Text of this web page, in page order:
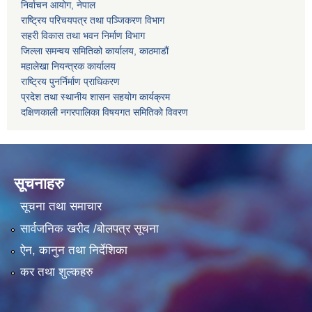
निर्वाचन आयोग, नेपाल
राष्ट्रिय परिचयपत्र तथा पञ्जिकरण विभाग
सहरी विकास तथा भवन निर्माण विभाग
जिल्ला समन्वय समितिको कार्यालय, काठमाडौं
महालेखा नियन्त्रक कार्यालय
राष्ट्रिय पुनर्निर्माण प्राधिकरण
प्रदेश तथा स्थानीय शासन सहयोग कार्यक्रम
दक्षिणकाली नगरपालिका विषयगत समितिको विवरण
सूचनाहरु
सूचना तथा समाचार
सार्वजनिक खरीद /बोलपत्र सूचना
ऐन, कानुन तथा निर्देशिका
कर तथा शुल्कहरु